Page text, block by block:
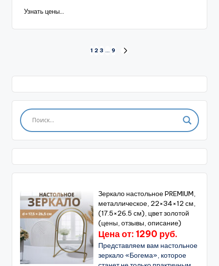
Узнать цены...
записей
1 2 3 … 9
Зеркало настольное PREMIUM,
металлическое, 22×34×12 см,
(17.5×26.5 см), цвет золотой
(цены, отзывы, описание)
Цена от: 1290 руб.
Представляем вам настольное
зеркало «Богема», которое